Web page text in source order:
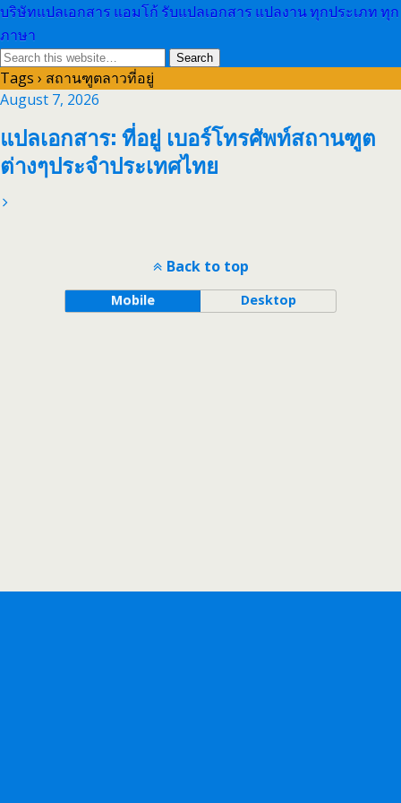
บริษัทแปลเอกสาร แอมโก้ รับแปลเอกสาร แปลงาน ทุกประเภท ทุก
ภาษา
Tags › สถานฑูตลาวที่อยู่
August 7, 2026
แปลเอกสาร: ที่อยู่ เบอร์โทรศัพท์สถานฑูต
ต่างๆประจำประเทศไทย
Back to top
Mobile Desktop